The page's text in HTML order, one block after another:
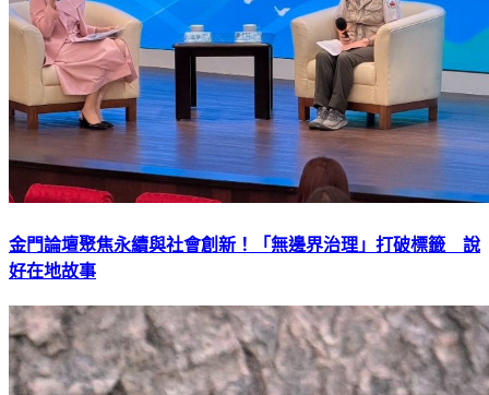
金門論壇聚焦永續與社會創新！「無邊界治理」打破標籤 說
好在地故事